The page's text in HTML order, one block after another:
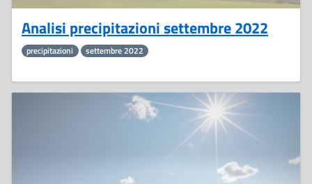
Analisi precipitazioni settembre 2022
precipitazioni settembre 2022